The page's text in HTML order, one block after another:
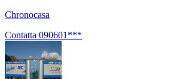
Chronocasa
Contatta 090601***